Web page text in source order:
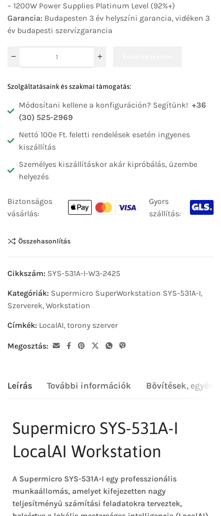
– 1200W Power Supplies Platinum Level (92%+)
Garancia: Budapesten 3 év helyszíni garancia, vidéken 3
év budapesti szervízgarancia
Szolgáltatásaink és szakmai támogatás:
Módosítani kellene a konfiguráción? Segítünk! +36
(30) 525-2969
Nettó 100e Ft. feletti rendelések esetén ingyenes
kiszállítás
Személyes kiszállításkor akár kipróbálás, üzembe
helyezés
Biztonságos
vásárlás:
Gyors
szállítás:
Összehasonlítás
Cikkszám: SYS-531A-I-W3-2425
Kategóriák: Supermicro SuperWorkstation SYS-531A-I,
Szerverek, Workstation
Címkék: LocalAI, torony szerver
Megosztás:
Leírás További információk Bővítések,
Supermicro SYS-531A-I
LocalAI Workstation
A Supermicro SYS-531A-I egy professzionális
munkaállomás, amelyet kifejezetten nagy
teljesítményű számítási feladatokra terveztek,